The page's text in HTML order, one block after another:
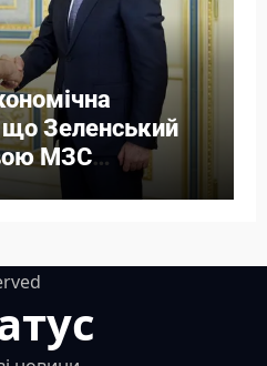
що Зеленський
МЗС